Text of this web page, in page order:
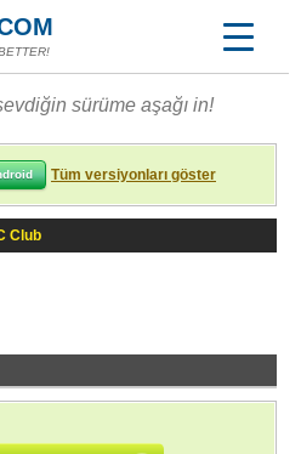
sürüme aşağı in!
Tüm versiyonları göster
Club